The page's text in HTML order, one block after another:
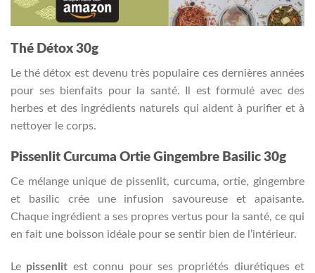
Thé Détox 30g
Le thé détox est devenu très populaire ces dernières années
pour ses bienfaits pour la santé. Il est formulé avec des
herbes et des ingrédients naturels qui aident à purifier et à
nettoyer le corps.
Pissenlit Curcuma Ortie Gingembre Basilic 30g
Ce mélange unique de pissenlit, curcuma, ortie, gingembre
et basilic crée une infusion savoureuse et apaisante.
Chaque ingrédient a ses propres vertus pour la santé, ce qui
en fait une boisson idéale pour se sentir bien de l’intérieur.
Le pissenlit est connu pour ses propriétés diurétiques et